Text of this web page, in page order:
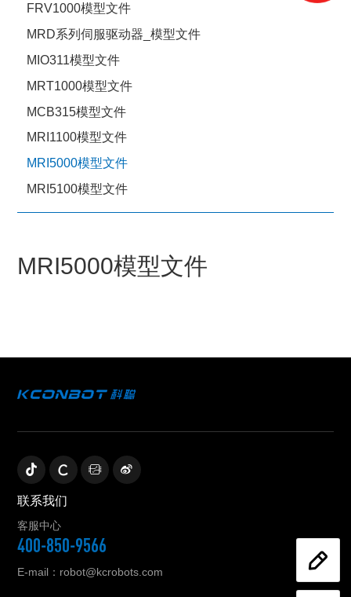
FRV1000模型文件
MRD系列伺服驱动器_模型文件
MIO311模型文件
MRT1000模型文件
MCB315模型文件
MRI1100模型文件
MRI5000模型文件
MRI5100模型文件
MRI5000模型文件
联系我们
客服中心
400-850-9566
E-mail：robot@kcrobots.com